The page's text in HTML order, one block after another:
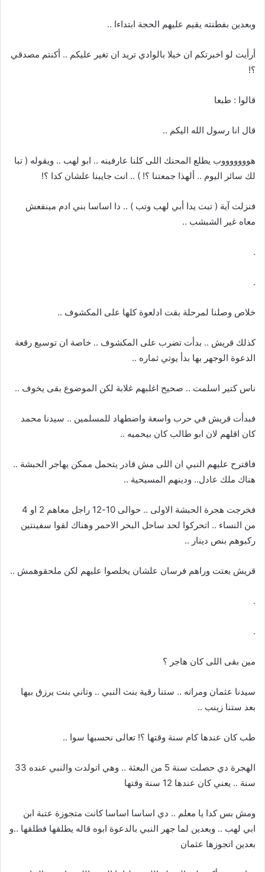
وبعدين بفطنته يقيم عليهم الحجة ابتداءا ..
أرأيت لو اخبرتكم ان خيلا بالوادي تريد ان تغير عليكم .. أكنتم مصدقي
؟!
قالوا : طبعا
قال انا رسول الله اليكم ..
هوووووووب يطلع المحنك اللى كلنا عارفينه .. ابو لهب .. ويقوله ( تبا
لك سائر اليوم .. ألهذا جمعتنا ؟! ) .. انت جايبنا علشان كدا ؟!
فنزلت آية ( تبت يدا أبي لهب وتب ) .. دا اساسا بني ادم مينفعش
معاه غير الشبشب ..
.
.
خلاص وصلنا لمرحلة بقت ادلعوة كلها على المكشوف ..
كذلك قريش .. بدأت تضرب على المكشوف .. خاصة ان توسيع رقعة
الدعوة الوجهر بها بدأ يوتي ثماره ..
ناس كتير اسلمت .. صحيح اغلبهم غلابة لكن الموضوع بقى يخوف ..
فبدأت قريش في حرب واسعة واضطهاد للمسلمين .. سيدنا محمد
كان اقلهم لان ابو طالب كان بيحميه ..
فاقترح عليهم النبي ان اللى مش قادر يتحمل ممكن يهاجر الحبشة ..
هناك ملك عادل.. ودينهم المسيحية ..
فخرجت هجرة الحبشة الاولى .. حوالى 10-12 راجل معاهم 2 او 4
من النساء .. اتحركوا لحد ساحل البحر الاحمر وهناك لقوا سفينتين
ركبوهم بنص دينار ..
قريش بعتت وراهم فرسان علشان يخلصوا عليهم لكن ملحقوهمش ..
.
.
مين بقى اللى كان هاجر ؟
سيدنا عثمان ومراته .. ستنا رقية بنت النبي .. وتاني بنت يرزق بيها
بعد ستنا زينب ..
طب كان عندها كام سنة وقتها ؟! تعالى نحسبها سوا ..
الهجرة دي حصلت سنة 5 من البعثة .. وهي اتولدت والنبي عنده 33
سنة .. يعني كان عندها 12 سنة وقتها
ومش بس كدا يا معلم .. دي اساسا اساسا كانت متجوزة عتبة ابن
ابي لهب .. وبعدين لما جهر النبي بالدعوة ابوه قاله يطلقها فطلقها ..و
بعدين اتجوزها عثمان